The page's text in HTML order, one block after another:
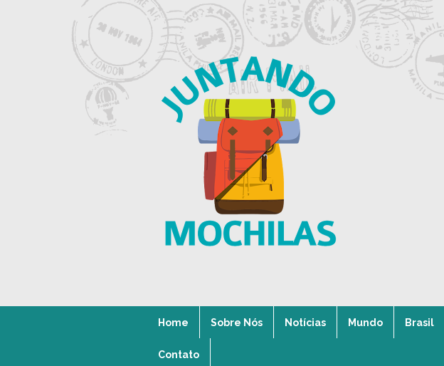
Home Sobre Nós Notícias Mundo Brasil
Contato